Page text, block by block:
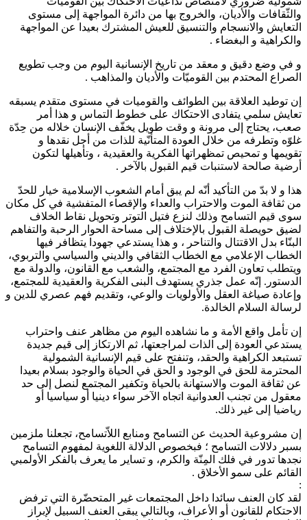
والثّقافات والأديان، والخروج بها من دائرة المواجهة إلى مستوى
التعايش والانسجام والتنسيق للعيش المشترك بعيدا عن المواجهة
والكراهية و البغضاء .
و في وضع دقيق و معقد من تاريخ الإنسانية اليوم من وجب تطويع
الصراع المحتدم بين القوميّات والأديان والمذاهب .
إن توطيد العلاقة بين الطوائف والقوميات في مستوى متقدم يسبقه
تعايش سلمي يتفادى الاحتكاك على خطوط التماس و هذا أمر
صعب، يحتاج إلى مرونة و وقت طويل يخفّف الإنسان خلاله من حِدّة
غلوّه وتطرفه من خلال العودة المتأنّية للذات من أجل نقدها و
تقويمها و تمحيص تمظهراتها الفكرية والعقيدية ، وتأهيلها لتكون
أرضية صالحة لاستنبات قيم القبول بالآخر .
هذا و لا بدّ من التأكيد أنّه لم يبق أمام الشعوب الإسلامية خيار للحدّ
من ثقافة الموت والاحتراب والعداء والإقصاء المتفشية في كل مكان
سوى قيم التسامح وذلك لنزع فتيل التوتر وتحويل نقاط الخلاف
لضيق حويصلة القبول بالإختلاف إلى مساحة الحوار الرحبة والتفاهم
البنّاء بدل الاقتتال والتناحر ، و هذا يستدعي جهودا يتظافر فيها
الخطاب الإعلامي مع الخطاب الثقافي والديني والسياسي والتربوي،
ويتطلب تعاون الفرد مع المجتمع، والشعب مع القانون، والدولة مع
الدستور. إنّه عمل جذري يستهدف البنى الفكرية والعقيدية للمجتمع،
وإعادة صياغة العقل والأولويات والوعي، وتقديم فهم عصري للدين و
لرسالة السلام الخالدة.
إن تأمل واقع الأمة و ما نشاهده اليوم من مظاهر عنف واحتراب
يستدعي العودة إلى الذات لمراجعتها، ثم الارتكاز إلى قيم جديدة
تستبعد الكراهية والحقد، وتنفتح على قيم الإنسانية الشمولية
المحترمة للحق في الوجود و الحق في الحياة والوجود بسلام بعيدا
عن ثقافة الموت والاستهانة بالحياة وتكفير المجتمع لنصل إلى حد
معقول من تجنب العدوانية اتجاه الآخر سواء دينيا أو سياسيا أو
رياضيا إلى غير ذلك.
إن مشروعية الحديث عن التسامح ومنابع اللاّتسامح، تجعلنا ملزمين
بسبر دلالات التسامح ؛ فبخصوص الدلالة اللغوية لمفهوم التسامح
نجدها تدور في فلك المِنّة والكرم، و تساير ما يعرف بالفكر الأولمبي
القائم على سمو الأخلاق .
:
لقد كان العنف سائدا داخل المجتمعات غير المتحضّرة التي ترفض
الاحتكام للقانون أو الأعراف، وبالتالي يبقى العنف السبيل لإبراز